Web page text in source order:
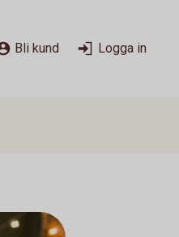
Bli kund Logga in